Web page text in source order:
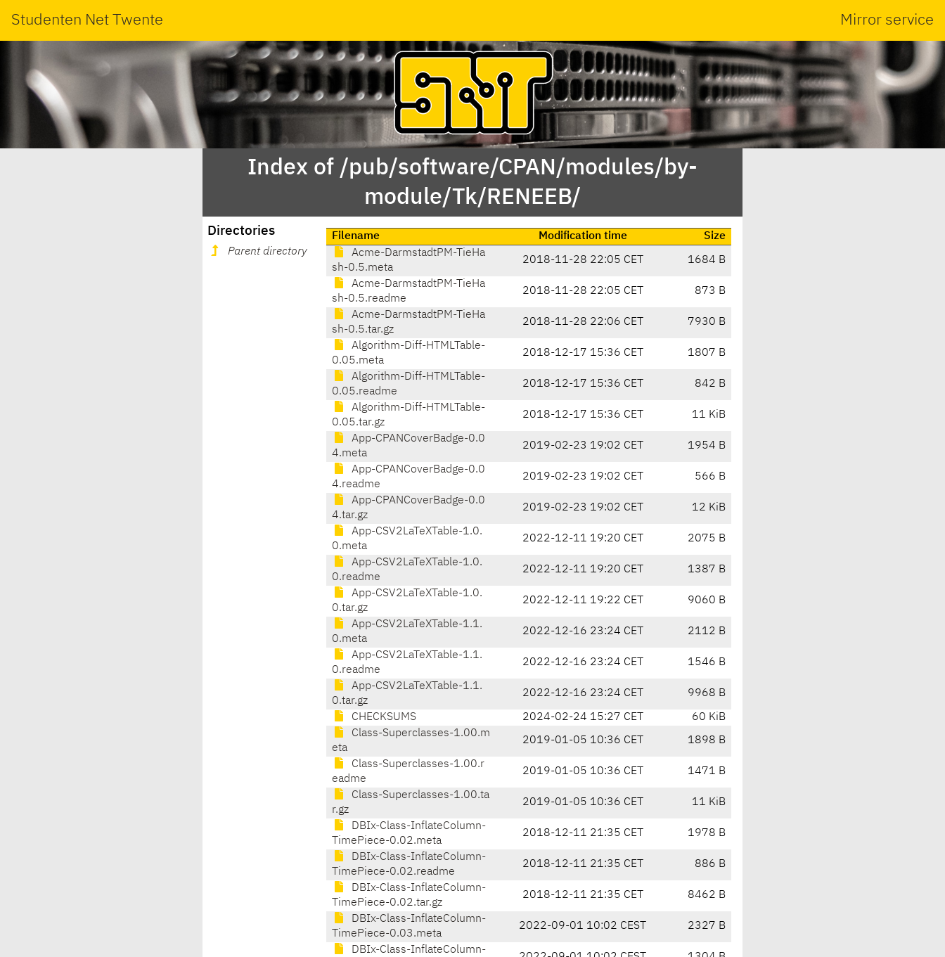
Studenten Net Twente Mirror service
Index of /pub/software/CPAN/modules/by-
module/Tk/RENEEB/
Directories
Parent directory
Filename Modification time
Size
Acme-DarmstadtPM-TieHa
sh-0.5.meta
2018-11-28 22:05 CET 1684 B
Acme-DarmstadtPM-TieHa
sh-0.5.readme
2018-11-28 22:05 CET 873 B
Acme-DarmstadtPM-TieHa
sh-0.5.tar.gz
2018-11-28 22:06 CET 7930 B
Algorithm-Diff-HTMLTable-
0.05.meta
2018-12-17 15:36 CET 1807 B
Algorithm-Diff-HTMLTable-
0.05.readme
2018-12-17 15:36 CET 842 B
Algorithm-Diff-HTMLTable-
0.05.tar.gz
2018-12-17 15:36 CET 11 KiB
App-CPANCoverBadge-0.0
4.meta
2019-02-23 19:02 CET 1954 B
App-CPANCoverBadge-0.0
4.readme
2019-02-23 19:02 CET 566 B
App-CPANCoverBadge-0.0
4.tar.gz
2019-02-23 19:02 CET 12 KiB
App-CSV2LaTeXTable-1.0.
0.meta
2022-12-11 19:20 CET 2075 B
App-CSV2LaTeXTable-1.0.
0.readme
2022-12-11 19:20 CET 1387 B
App-CSV2LaTeXTable-1.0.
0.tar.gz
2022-12-11 19:22 CET 9060 B
App-CSV2LaTeXTable-1.1.
0.meta
2022-12-16 23:24 CET 2112 B
App-CSV2LaTeXTable-1.1.
0.readme
2022-12-16 23:24 CET 1546 B
App-CSV2LaTeXTable-1.1.
0.tar.gz
2022-12-16 23:24 CET 9968 B
CHECKSUMS 2024-02-24 15:27 CET
60 KiB
Class-Superclasses-1.00.m
eta
2019-01-05 10:36 CET 1898 B
Class-Superclasses-1.00.r
eadme
2019-01-05 10:36 CET 1471 B
Class-Superclasses-1.00.ta
r.gz
2019-01-05 10:36 CET 11 KiB
DBIx-Class-InflateColumn-
TimePiece-0.02.meta
2018-12-11 21:35 CET 1978 B
DBIx-Class-InflateColumn-
TimePiece-0.02.readme
2018-12-11 21:35 CET 886 B
DBIx-Class-InflateColumn-
TimePiece-0.02.tar.gz
2018-12-11 21:35 CET 8462 B
DBIx-Class-InflateColumn-
TimePiece-0.03.meta
2022-09-01 10:02 CEST 2327 B
DBIx-Class-InflateColumn-